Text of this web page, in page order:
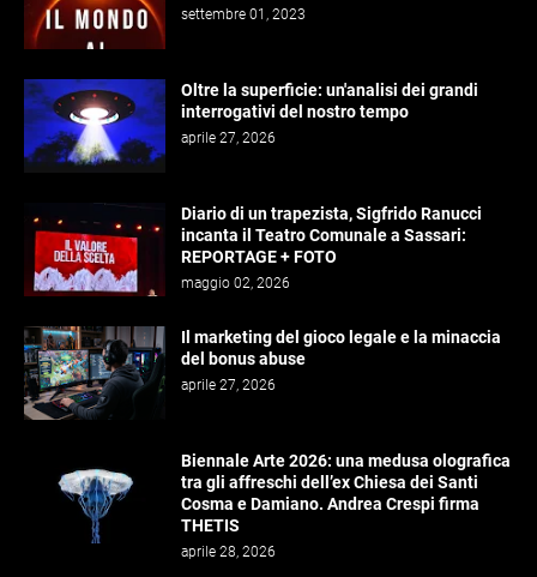
settembre 01, 2023
Oltre la superficie: un'analisi dei grandi
interrogativi del nostro tempo
aprile 27, 2026
Diario di un trapezista, Sigfrido Ranucci
incanta il Teatro Comunale a Sassari:
REPORTAGE + FOTO
maggio 02, 2026
Il marketing del gioco legale e la minaccia
del bonus abuse
aprile 27, 2026
Biennale Arte 2026: una medusa olografica
tra gli affreschi dell’ex Chiesa dei Santi
Cosma e Damiano. Andrea Crespi firma
THETIS
aprile 28, 2026